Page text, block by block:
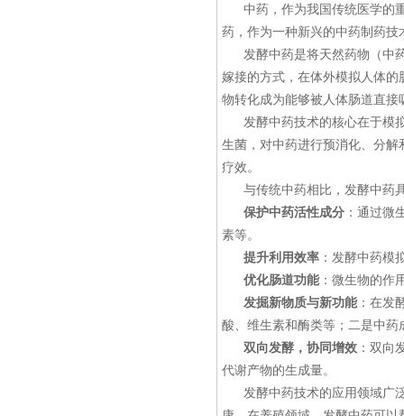
中药，作为我国传统医学的
药，作为一种新兴的中药制药
发酵中药是将天然药物（中
嫁接的方式，在体外模拟人体
物转化成为能够被人体肠道直
发酵中药技术的核心在于模
生菌，对中药进行预消化、分
疗效。
与传统中药相比，发酵中药
保护中药活性成分 ：通过微
素等。
提升利用效率 ：发酵中药模
优化肠道功能：微生物的作
发掘新物质与新功能：在发
酸、维生素和酶类等；二是中
双向发酵，协同增效 ：双向
代谢产物的生成量。
发酵中药技术的应用领域广